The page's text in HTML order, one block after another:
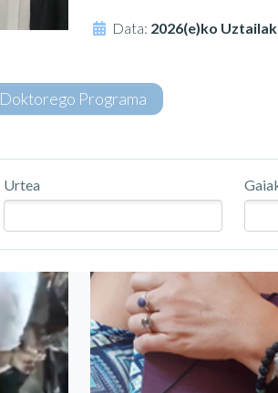
Data: 2026(e)ko
Doktorego Programa
Urtea